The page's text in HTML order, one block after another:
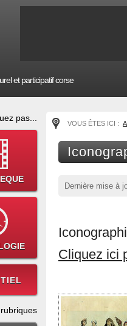
et participatif corse
pas...
VOUS ÊTES ICI :
Dernière mise à
Cliquez ici